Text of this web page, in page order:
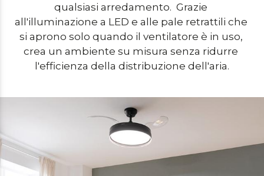
qualsiasi arredamento.  Grazie
all'illuminazione a LED e alle pale retrattili che
si aprono solo quando il ventilatore è in uso,
crea un ambiente su misura senza ridurre
l'efficienza della distribuzione dell'aria.